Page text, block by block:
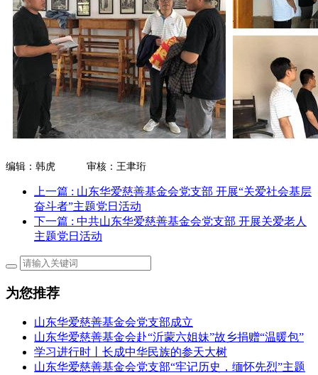
编辑：韩虎 审核：王聿珩
上一篇 : 山东华爱慈善基金会党支部 开展“关爱社会基层
奋斗者”主题党日活动
下一篇 : 中共山东华爱慈善基金会党支部 开展关爱老人
主题党日活动
为您推荐
山东华爱慈善基金会党支部成立
山东华爱慈善基金会赴“沂蒙六姐妹”故乡捐赠“温暖包”
学习进行时丨长成中华民族的参天大树
山东华爱慈善基金会党支部“牢记历史，缅怀先烈”主题